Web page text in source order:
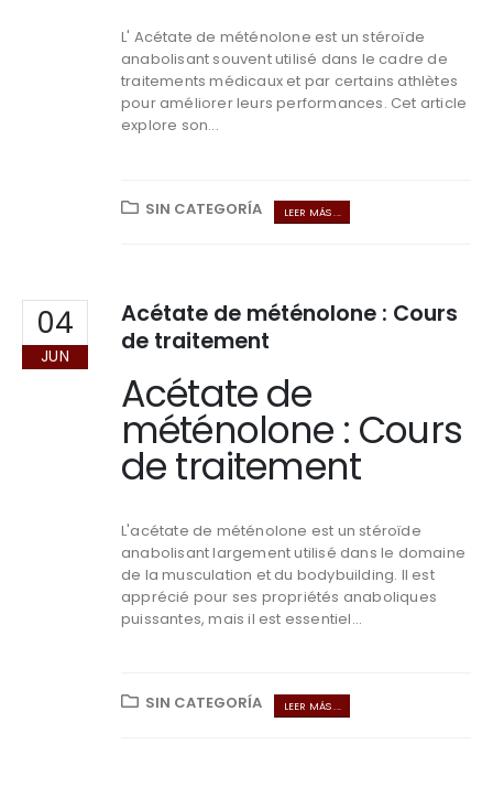
L' Acétate de méténolone est un stéroïde
anabolisant souvent utilisé dans le cadre de
traitements médicaux et par certains athlètes
pour améliorer leurs performances. Cet article
explore son...
SIN CATEGORÍA LEER MÁS ...
04
JUN
Acétate de méténolone : Cours
de traitement
Acétate de
méténolone : Cours
de traitement
L'acétate de méténolone est un stéroïde
anabolisant largement utilisé dans le domaine
de la musculation et du bodybuilding. Il est
apprécié pour ses propriétés anaboliques
puissantes, mais il est essentiel...
SIN CATEGORÍA LEER MÁS ...